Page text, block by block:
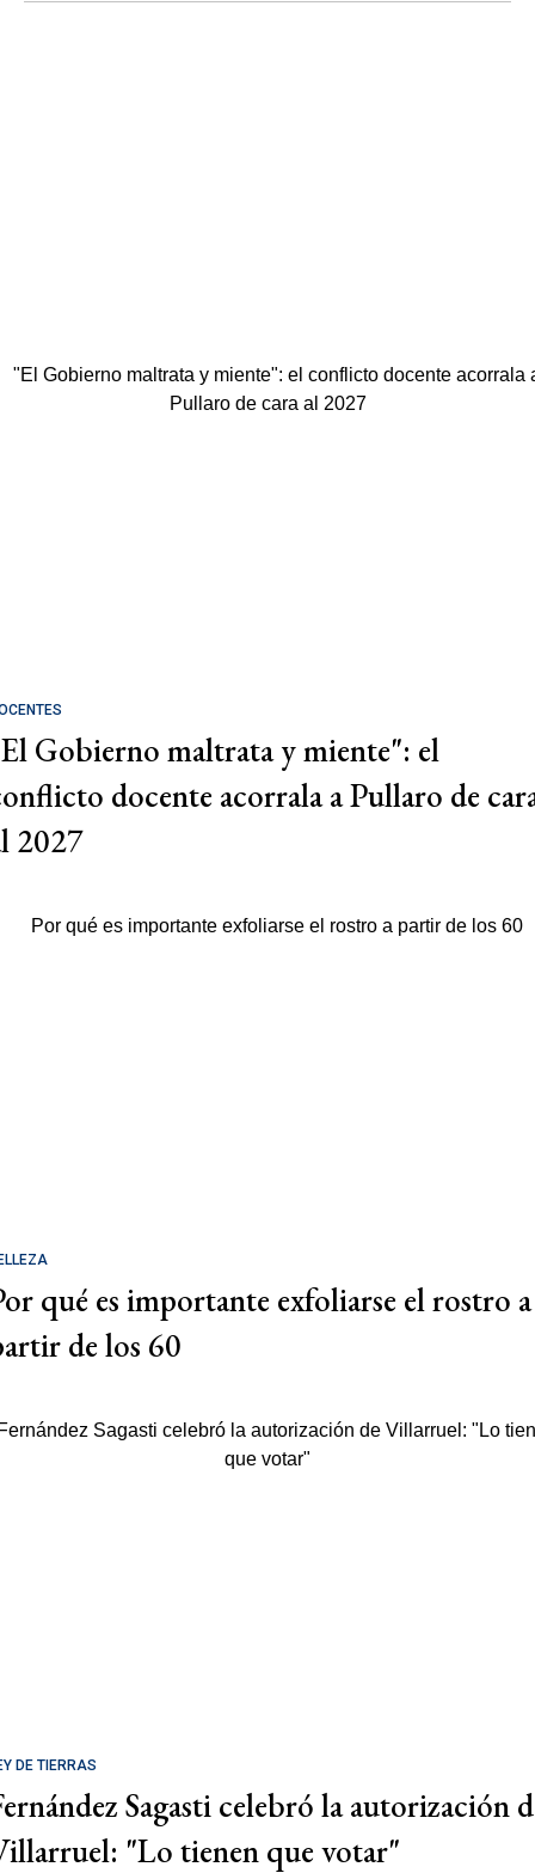
Gobierno maltrata y miente": el
docente acorrala a Pullaro de
2027
qué es importante exfoliarse el rostro a
de los 60
DE TIERRAS
Sagasti celebró la autorización
"Lo tienen que votar"